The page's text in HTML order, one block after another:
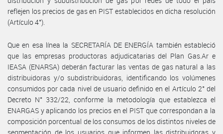
reflejen los precios de gas en PIST establecidos en dicha resolución
(Artículo 4°).
Que en esa línea la SECRETARÍA DE ENERGÍA también estableció
que las empresas productoras adjudicatarias del Plan Gas.Ar e
IEASA (ENARSA) deberán facturar las ventas de gas natural a las
distribuidoras y/o subdistribuidoras, identificando los volúmenes
consumidos por cada nivel de usuario definido en el Artículo 2° del
Decreto N° 332/22, conforme la metodología que establezca el
ENARGAS y aplicando los precios en el PIST que correspondan a la
composición porcentual de los consumos de los distintos niveles de
segmentación de los usuarios que informen las distribuidoras y